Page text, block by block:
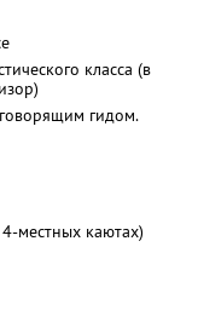
класса (в
гидом.
местных каютах)